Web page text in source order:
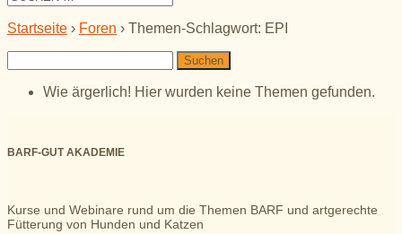
Startseite › Foren › Themen-Schlagwort: EPI
nach:
Wie ärgerlich! Hier wurden keine Themen gefunden.
BARF-GUT AKADEMIE
Kurse und Webinare rund um die Themen BARF und artgerechte
Fütterung von Hunden und Katzen